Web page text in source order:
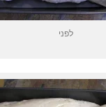
לפני